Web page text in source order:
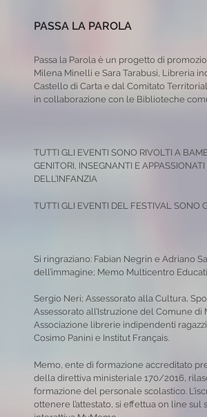
PASSA LA PAROLA
Passa la Parola è un progetto di
Milena Minelli e Sara Tarabusi, Libreria
Castello di Carta e dal Comitato
in collaborazione con le Biblioteche
TUTTI GLI EVENTI SONO RIVOLTI A
GENITORI, INSEGNANTI E
DELL’INFANZIA
TUTTI GLI EVENTI DEL FESTIVAL SONO
Si ringraziano: Fabian Negrin e Adriano
dell’immagine; Memo Multicentro
Sergio Neri; Assessorato alla Cultura,
Assessorato all’Istruzione del Comune di
Associazione librerie indipendenti
Cosimo Panini e Institut Français.
Memo, ente di formazione accreditato
della direttiva ministeriale 170/2016,
formazione del personale scolastico.
ottenere l’attestato, si effettua on line sul